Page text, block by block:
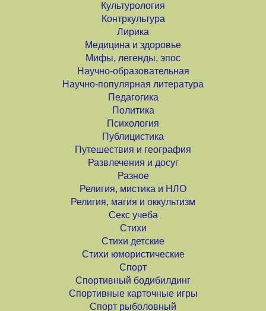
Культурология
Контркультура
Лирика
Медицина и здоровье
Мифы, легенды, эпос
Научно-образовательная
Научно-популярная литература
Педагогика
Политика
Психология
Публицистика
Путешествия и география
Развлечения и досуг
Разное
Религия, мистика и НЛО
Религия, магия и оккультизм
Секс учеба
Стихи
Стихи детские
Стихи юмористические
Спорт
Спортивный бодибилдинг
Спортивные карточные игры
Спорт рыболовный